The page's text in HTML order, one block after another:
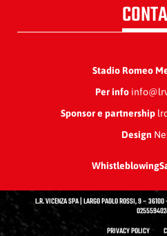
Stadio Romeo
Per info
Sponsor e partnership
Design
Whistleblowing
L.R. VICENZA SPA | LARGO PAOLO ROSSI, 9 –
PRIVACY POLICY